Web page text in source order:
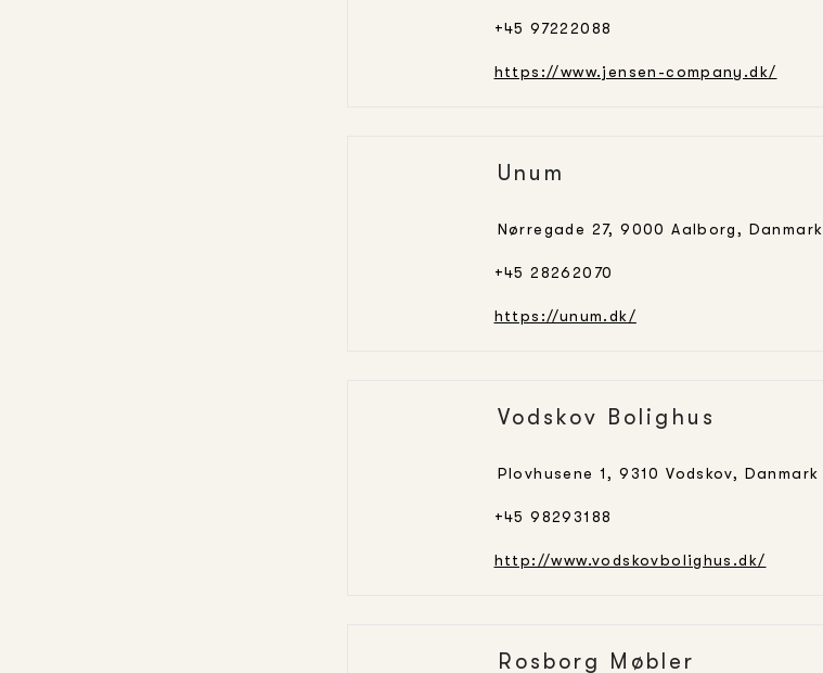
+45 97222088
https://www.jensen-company.dk/
Unum
Nørregade 27, 9000 Aalborg, Danmark
+45 28262070
https://unum.dk/
Vodskov Bolighus
Plovhusene 1, 9310 Vodskov, Danmark
+45 98293188
http://www.vodskovbolighus.dk/
Rosborg Møbler